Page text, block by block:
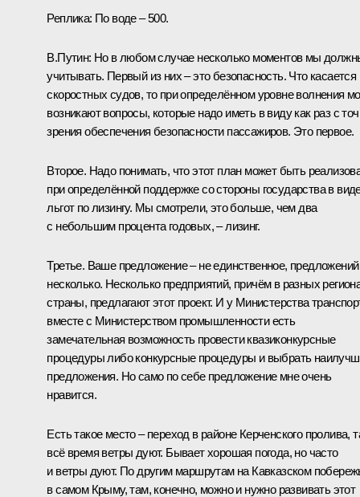
Реплика: По воде – 500.
В.Путин: Но в любом случае несколько моментов мы
учитывать. Первый из них – это безопасность. Что касается
скоростных судов, то при определённом уровне волнения
возникают вопросы, которые надо иметь в виду как раз с
зрения обеспечения безопасности пассажиров. Это первое.
Второе. Надо понимать, что этот план может быть
при определённой поддержке со стороны государства в
льгот по лизингу. Мы смотрели, это больше, чем два
с небольшим процента годовых, – лизинг.
Третье. Ваше предложение – не единственное, предложений
несколько. Несколько предприятий, причём в разных
страны, предлагают этот проект. И у Министерства
вместе с Министерством промышленности есть
замечательная возможность провести квазиконкурсные
процедуры либо конкурсные процедуры и выбрать
предложения. Но само по себе предложение мне очень
нравится.
Есть такое место – переход в районе Керченского пролива,
всё время ветры дуют. Бывает хорошая погода, но часто
и ветры дуют. По другим маршрутам на Кавказском
в самом Крыму, там, конечно, можно и нужно развивать этот